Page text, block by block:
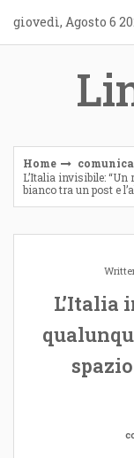
content
giovedì, Agosto 6
Home
L’Italia invisibile:
bianco tra un post e
L’Italia